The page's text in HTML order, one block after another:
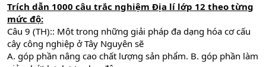
Trích dẫn 1000 câu trắc nghiệm Địa lí lớp 12 theo từng
mức độ:
Câu 9 (TH):: Một trong những giải pháp đa dạng hóa cơ cấu
cây công nghiệp ở Tây Nguyên sẽ
A. góp phần nâng cao chất lượng sản phẩm. B. góp phần làm